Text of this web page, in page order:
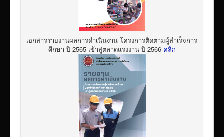
เอกสารรายงานผลการดำเนินงาน โครงการติดตามผู้สำเร็จการ
ศึกษา ปี 2565 เข้าสู่ตลาดแรงงาน ปี 2566 คลิก